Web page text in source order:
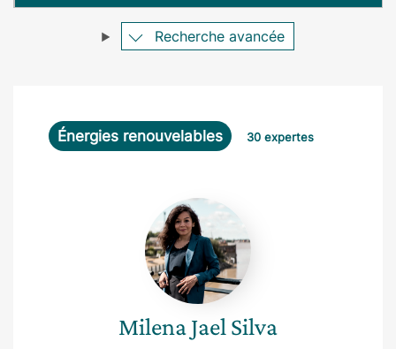
e
Recherche avancée
Énergies renouvelables 30 expertes
Milena
Jael
Silva
Milena Jael Silva